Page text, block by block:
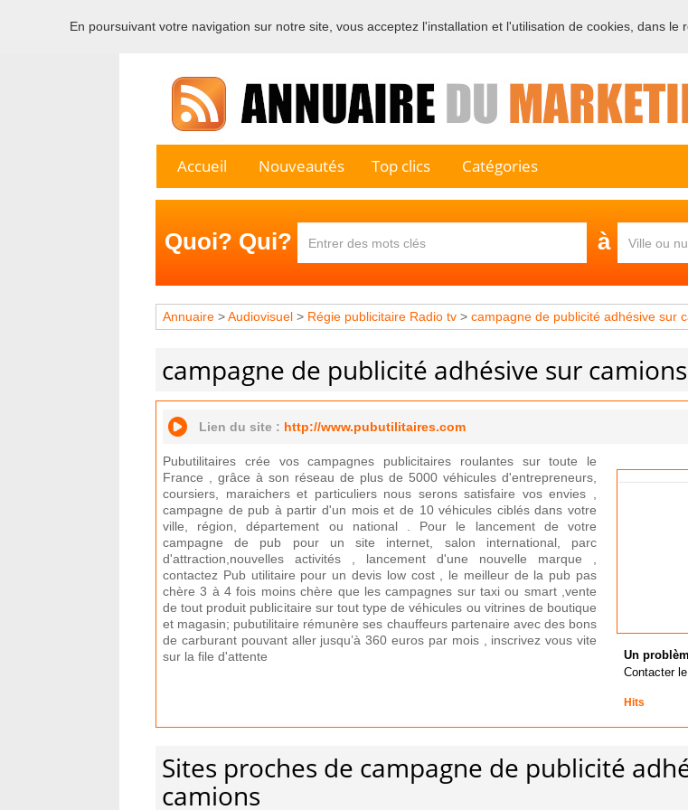
Bienvenue sur l'annuaire professionnel du marketing et
Accueil Nouveautés Top clics Catégories
Quoi? Qui? à
Annuaire >Audiovisuel > Régie publicitaire Radio tv > campagne de publicité adhésive sur
campagne de publicité adhésive sur camions
Lien du site : http://www.pubutilitaires.com
Pubutilitaires crée vos campagnes publicitaires roulantes sur toute le
France , grâce à son réseau de plus de 5000 véhicules d'entrepreneurs,
coursiers, maraichers et particuliers nous serons satisfaire vos envies ,
campagne de pub à partir d'un mois et de 10 véhicules ciblés dans votre
ville, région, département ou national . Pour le lancement de votre
campagne de pub pour un site internet, salon international, parc
d'attraction,nouvelles activités , lancement d'une nouvelle marque ,
contactez Pub utilitaire pour un devis low cost , le meilleur de la pub pas
chère 3 à 4 fois moins chère que les campagnes sur taxi ou smart ,vente
de tout produit publicitaire sur tout type de véhicules ou vitrines de boutique
et magasin; pubutilitaire rémunère ses chauffeurs partenaire avec des bons
de carburant pouvant aller jusqu’à 360 euros par mois , inscrivez vous vite
sur la file d'attente
Un
Contacter
Hits
Sites proches de campagne de publicité
camions
En poursuivant votre navigation sur notre site, vous acceptez l'installation et l'utilisation de cookies, dans le